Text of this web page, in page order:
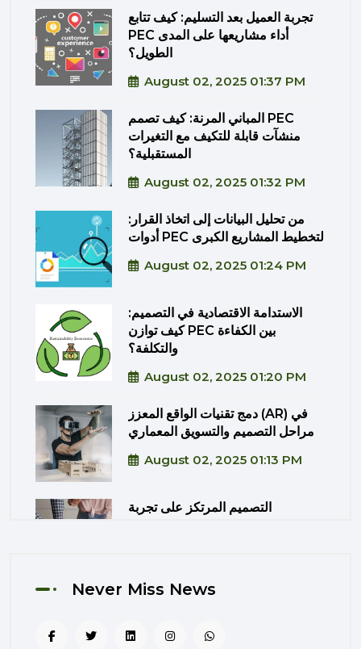
تجربة العميل بعد التسليم: كيف تتابع
PEC أداء مشاريعها على المدى
الطويل؟
August 02, 2025 01:37 PM
المباني المرنة: كيف تصمم PEC
منشآت قابلة للتكيف مع التغيرات
المستقبلية؟
August 02, 2025 01:32 PM
من تحليل البيانات إلى اتخاذ القرار:
أدوات PEC لتخطيط المشاريع الكبرى
August 02, 2025 01:24 PM
الاستدامة الاقتصادية في التصميم:
كيف توازن PEC بين الكفاءة
والتكلفة؟
August 02, 2025 01:20 PM
دمج تقنيات الواقع المعزز (AR) في
مراحل التصميم والتسويق المعماري
August 02, 2025 01:13 PM
التصميم المرتكز على تجربة
والتكاليف؟
Never Miss News